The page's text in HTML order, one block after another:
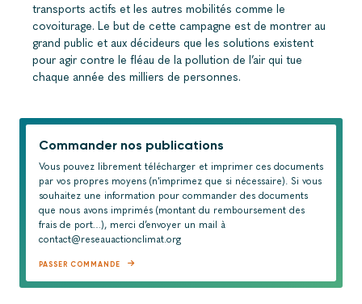
transports actifs et les autres mobilités comme le
covoiturage. Le but de cette campagne est de montrer au
grand public et aux décideurs que les solutions existent
pour agir contre le fléau de la pollution de l’air qui tue
chaque année des milliers de personnes.
Commander nos publications
Vous pouvez librement télécharger et imprimer ces documents
par vos propres moyens (n'imprimez que si nécessaire). Si vous
souhaitez une information pour commander des documents
que nous avons imprimés (montant du remboursement des
frais de port…), merci d’envoyer un mail à
contact@reseauactionclimat.org
PASSER COMMANDE